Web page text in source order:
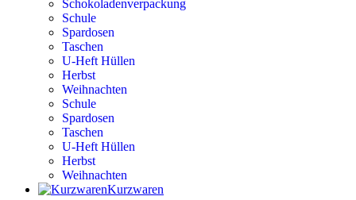
Schokoladenverpackung
Schule
Spardosen
Taschen
U-Heft Hüllen
Herbst
Weihnachten
Schule
Spardosen
Taschen
U-Heft Hüllen
Herbst
Weihnachten
Kurzwaren